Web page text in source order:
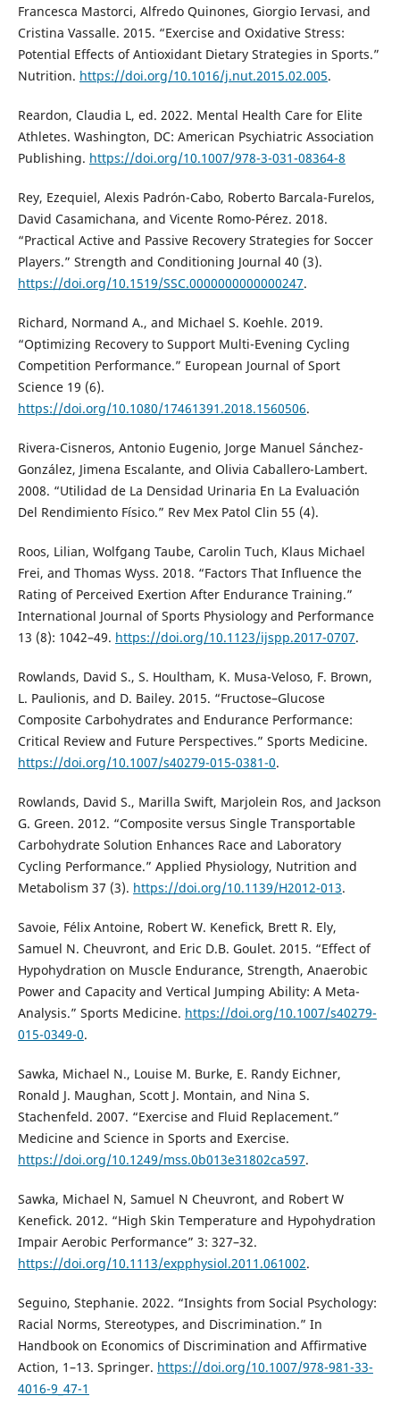
Francesca Mastorci, Alfredo Quinones, Giorgio Iervasi, and
Cristina Vassalle. 2015. “Exercise and Oxidative Stress:
Potential Effects of Antioxidant Dietary Strategies in Sports.”
Nutrition. https://doi.org/10.1016/j.nut.2015.02.005.
Reardon, Claudia L, ed. 2022. Mental Health Care for Elite
Athletes. Washington, DC: American Psychiatric Association
Publishing. https://doi.org/10.1007/978-3-031-08364-8
Rey, Ezequiel, Alexis Padrón-Cabo, Roberto Barcala-Furelos,
David Casamichana, and Vicente Romo-Pérez. 2018.
“Practical Active and Passive Recovery Strategies for Soccer
Players.” Strength and Conditioning Journal 40 (3).
https://doi.org/10.1519/SSC.0000000000000247.
Richard, Normand A., and Michael S. Koehle. 2019.
“Optimizing Recovery to Support Multi-Evening Cycling
Competition Performance.” European Journal of Sport
Science 19 (6).
https://doi.org/10.1080/17461391.2018.1560506.
Rivera-Cisneros, Antonio Eugenio, Jorge Manuel Sánchez-
González, Jimena Escalante, and Olivia Caballero-Lambert.
2008. “Utilidad de La Densidad Urinaria En La Evaluación
Del Rendimiento Físico.” Rev Mex Patol Clin 55 (4).
Roos, Lilian, Wolfgang Taube, Carolin Tuch, Klaus Michael
Frei, and Thomas Wyss. 2018. “Factors That Influence the
Rating of Perceived Exertion After Endurance Training.”
International Journal of Sports Physiology and Performance
13 (8): 1042–49. https://doi.org/10.1123/ijspp.2017-0707.
Rowlands, David S., S. Houltham, K. Musa-Veloso, F. Brown,
L. Paulionis, and D. Bailey. 2015. “Fructose–Glucose
Composite Carbohydrates and Endurance Performance:
Critical Review and Future Perspectives.” Sports Medicine.
https://doi.org/10.1007/s40279-015-0381-0.
Rowlands, David S., Marilla Swift, Marjolein Ros, and Jackson
G. Green. 2012. “Composite versus Single Transportable
Carbohydrate Solution Enhances Race and Laboratory
Cycling Performance.” Applied Physiology, Nutrition and
Metabolism 37 (3). https://doi.org/10.1139/H2012-013.
Savoie, Félix Antoine, Robert W. Kenefick, Brett R. Ely,
Samuel N. Cheuvront, and Eric D.B. Goulet. 2015. “Effect of
Hypohydration on Muscle Endurance, Strength, Anaerobic
Power and Capacity and Vertical Jumping Ability: A Meta-
Analysis.” Sports Medicine. https://doi.org/10.1007/s40279-
015-0349-0.
Sawka, Michael N., Louise M. Burke, E. Randy Eichner,
Ronald J. Maughan, Scott J. Montain, and Nina S.
Stachenfeld. 2007. “Exercise and Fluid Replacement.”
Medicine and Science in Sports and Exercise.
https://doi.org/10.1249/mss.0b013e31802ca597.
Sawka, Michael N, Samuel N Cheuvront, and Robert W
Kenefick. 2012. “High Skin Temperature and Hypohydration
Impair Aerobic Performance” 3: 327–32.
https://doi.org/10.1113/expphysiol.2011.061002.
Seguino, Stephanie. 2022. “Insights from Social Psychology:
Racial Norms, Stereotypes, and Discrimination.” In
Handbook on Economics of Discrimination and Affirmative
Action, 1–13. Springer. https://doi.org/10.1007/978-981-33-
4016-9_47-1